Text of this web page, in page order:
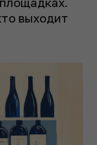
выходит